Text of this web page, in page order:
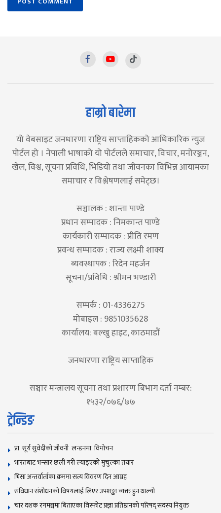
हाम्रो बारेमा
यो वेबसाइट जनधारणा राष्ट्रिय साप्ताहिकको आधिकारिक न्युज
पोर्टल हो । नेपाली भाषाको यो पोर्टलले समाचार, विचार, मनोरञ्जन,
खेल, विश्व, सूचना प्रविधि, भिडियो तथा जीवनका विभिन्न आयामका
समाचार र विश्लेषणलाई समेट्छ।
सञ्चालक : शान्ता पाण्डे
प्रधान सम्पादक : निमकान्त पाण्डे
कार्यकारी सम्पादक : प्रीति रमण
प्रवन्ध सम्पादक : राज्य लक्ष्मी शाक्य
ब्यवस्थापक : रिदेन महर्जन
सूचना/प्रविधि : श्रीमन भण्डारी
सम्पर्क : 01-4336275
मोबाइल : 9851035628
कार्यालय: बल्खु हाइट, काठमाडौं
जनधारणा राष्ट्रिय साप्ताहिक
सञ्चार मन्त्रालय सूचना तथा प्रशारण बिभाग दर्ता नम्बर:
१५३२/०७६/७७
ट्रेन्डिङ
प्रा सूर्य सुवेदीको जीवनी लन्डनमा विमोचन
भारतबाट भन्सार छली गरी ल्याइएको मुचुल्का तयार
भिसा अन्तर्वार्ताका क्रममा सत्य विवरण दिन आग्रह
संविधान संशोधनकाे विषयलाई लिएर उपशङ्का व्यक्त हुन थाल्याे
चार दशक रंगमञ्चमा बिताएका विस्फोट प्रज्ञा प्रतिष्ठानको परिषद् सदस्य नियुक्त